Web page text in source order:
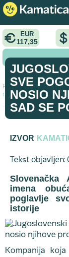
EUR
117,35
Početna > vest
nije nosio njihove
SVE
NOSIO
SAD SE
IZVOR
Tekst objavljen:
Slovenačka
imena
poglavlje
istorije
Kompanija